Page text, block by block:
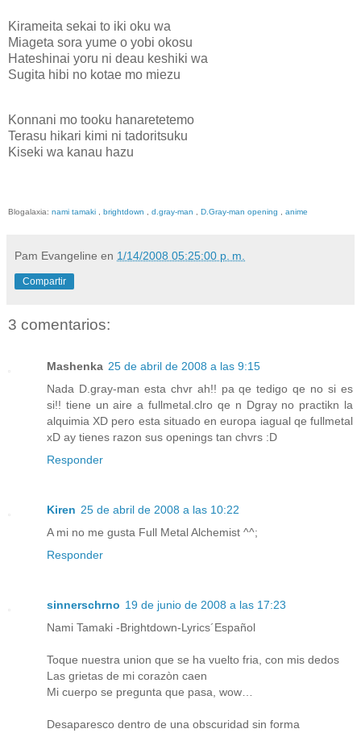
Kirameita sekai to iki oku wa
Miageta sora yume o yobi okosu
Hateshinai yoru ni deau keshiki wa
Sugita hibi no kotae mo miezu
Konnani mo tooku hanaretetemo
Terasu hikari kimi ni tadoritsuku
Kiseki wa kanau hazu
Blogalaxia: nami tamaki brightdown d.gray-man D.Gray-man opening anime
Pam Evangeline en 1/14/2008 05:25:00 p. m.
Compartir
3 comentarios:
Mashenka 25 de abril de 2008 a las 9:15
Nada D.gray-man esta chvr ah!! pa qe tedigo qe no si es
si!! tiene un aire a fullmetal.clro qe n Dgray no practikn la
alquimia XD pero esta situado en europa iagual qe fullmetal
xD ay tienes razon sus openings tan chvrs :D
Responder
Kiren 25 de abril de 2008 a las 10:22
A mi no me gusta Full Metal Alchemist ^^;
Responder
sinnerschrno 19 de junio de 2008 a las 17:23
Nami Tamaki -Brightdown-Lyrics´Español
Toque nuestra union que se ha vuelto fria, con mis dedos
Las grietas de mi corazòn caen
Mi cuerpo se pregunta que pasa, wow…
Desaparesco dentro de una obscuridad sin forma